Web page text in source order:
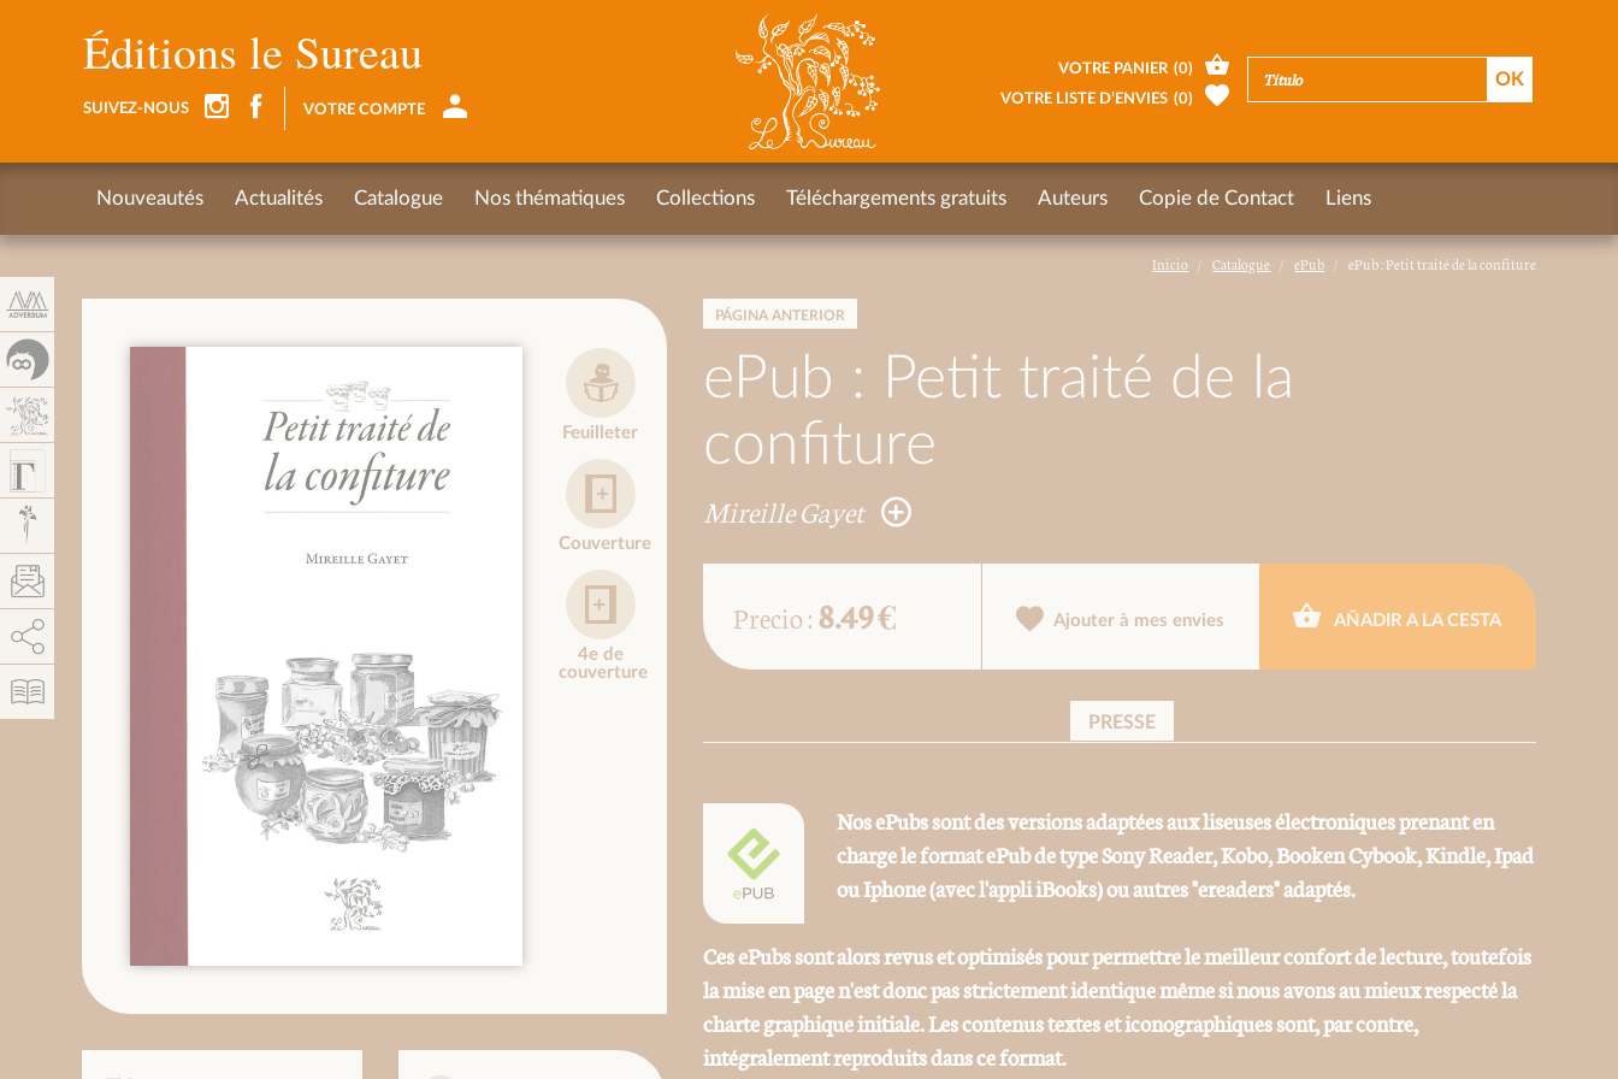
Inicio Catalogue ePub ePub : Petit traité de la confiture
PÁGINA ANTERIOR
ePub : Petit traité de la
confiture
Mireille Gayet
Feuilleter
Couverture
4e de
couverture
Precio :8.49 € Ajouter à mes envies AÑADIR A LA CESTA
PRESSE
Nos ePubs sont des versions adaptées aux liseuses électroniques prenant en
charge le format ePub de type Sony Reader, Kobo, Booken Cybook, Kindle, Ipad
ou Iphone (avec l'appli iBooks) ou autres "ereaders" adaptés.
Ces ePubs sont alors revus et optimisés pour permettre le meilleur confort de lecture, toutefois
la mise en page n'est donc pas strictement identique même si nous avons au mieux respecté la
charte graphique initiale. Les contenus textes et iconographiques sont, par contre,
intégralement reproduits dans ce format.
Éditions le Sureau
SUIVEZ-NOUS VOTRE COMPTE
VOTRE PANIER (0)
VOTRE LISTE D’ENVIES (0)
Nouveautés Actualités Catalogue Nos thématiques Collections Téléchargements gratuits Auteurs Copie de Contact Liens